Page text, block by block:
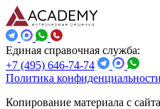
Единая справочная служба:
+7 (495) 646-74-74
Политика конфиденциальности
Копирование материала с